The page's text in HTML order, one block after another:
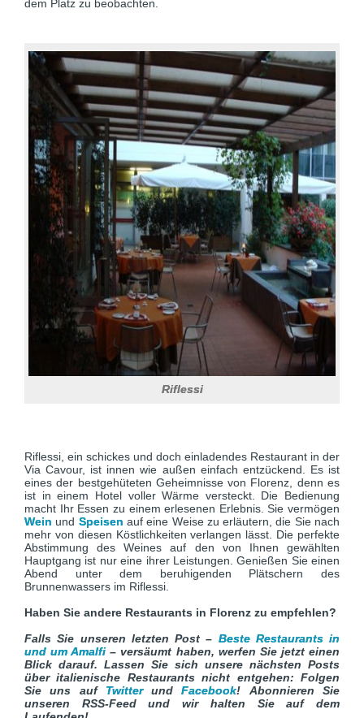
dem Platz zu beobachten.
Riflessi
Riflessi, ein schickes und doch einladendes Restaurant in der
Via Cavour, ist innen wie außen einfach entzückend. Es ist
eines der bestgehüteten Geheimnisse von Florenz, denn es
ist in einem Hotel voller Wärme versteckt. Die Bedienung
macht Ihr Essen zu einem erlesenen Erlebnis. Sie vermögen
Wein und Speisen auf eine Weise zu erläutern, die Sie nach
mehr von diesen Köstlichkeiten verlangen lässt. Die perfekte
Abstimmung des Weines auf den von Ihnen gewählten
Hauptgang ist nur eine ihrer Leistungen. Genießen Sie einen
Abend unter dem beruhigenden Plätschern des
Brunnenwassers im Riflessi.
Haben Sie andere Restaurants in Florenz zu empfehlen?
Falls Sie unseren letzten Post – Beste Restaurants in
und um Amalfi – versäumt haben, werfen Sie jetzt einen
Blick darauf. Lassen Sie sich unsere nächsten Posts
über italienische Restaurants nicht entgehen: Folgen
Sie uns auf
TwitterundFacebook! Abonnieren Sie
unseren RSS-Feed und wir halten Sie auf dem